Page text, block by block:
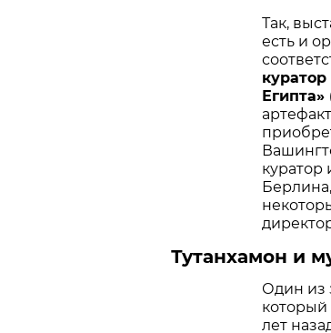
Так,
есть и
куратор
Тутанхамон и
Один из
который
лет